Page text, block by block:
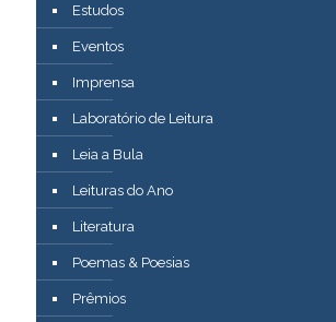
Estudos
Eventos
Imprensa
Laboratório de Leitura
Leia a Bula
Leituras do Ano
Literatura
Poemas & Poesias
Prêmios